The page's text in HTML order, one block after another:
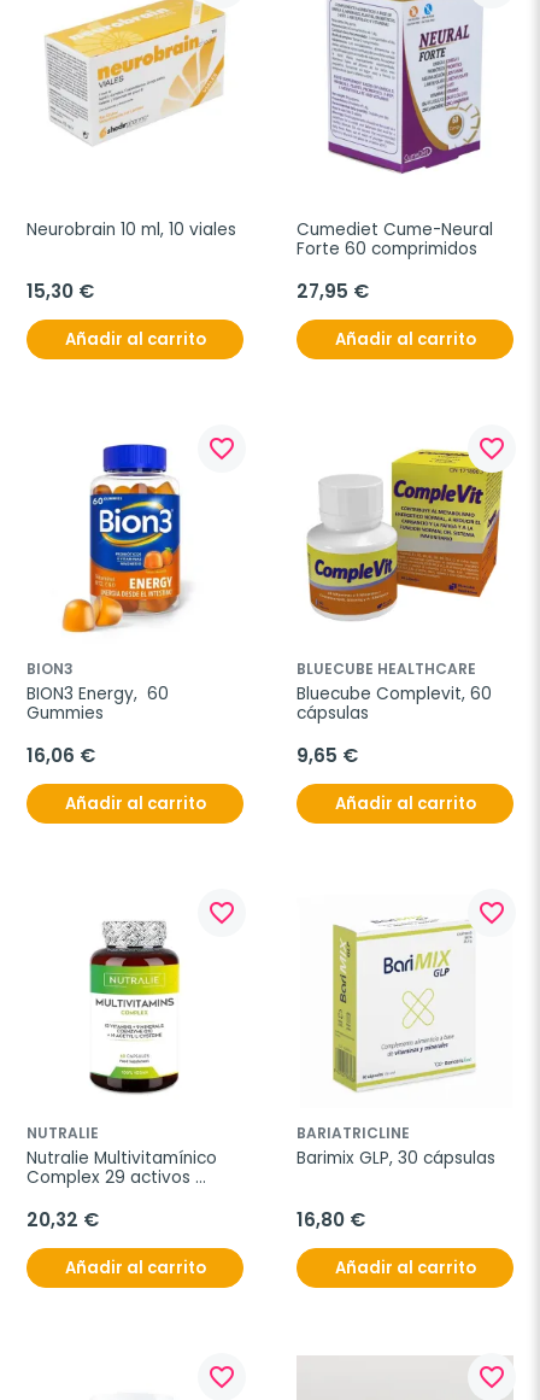
Neurobrain 10 ml, 10 viales
15,30 €
Añadir al carrito
Cumediet Cume-Neural
Forte 60 comprimidos
27,95 €
Añadir al carrito
favorite_border
BION3
BION3 Energy,  60
Gummies
16,06 €
Añadir al carrito
favorite_border
BLUECUBE HEALTHCARE
Bluecube Complevit, 60
cápsulas
9,65 €
Añadir al carrito
favorite_border
NUTRALIE
Nutralie Multivitamínico
Complex 29 activos
cápsulas
20,32 €
Añadir al carrito
favorite_border
BARIATRICLINE
Barimix GLP, 30 cápsulas
16,80 €
Añadir al carrito
favorite_border favorite_border